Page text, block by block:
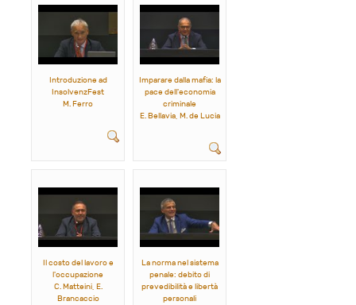
Introduzione ad
InsolvenzFest
M. Ferro
Imparare dalla mafia: la
pace dell'economia
criminale
E. Bellavia, M. de Lucia
Il costo del lavoro e
l'occupazione
C. Matteini, E.
Brancaccio
La norma nel sistema
penale: debito di
prevedibilità e libertà
personali